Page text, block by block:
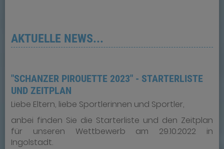
AKTUELLE NEWS...
"SCHANZER PIROUETTE 2023" - STARTERLISTE
UND ZEITPLAN
Liebe Eltern, liebe Sportlerinnen und Sportler,
anbei finden Sie die Starterliste und den Zeitplan
für unseren Wettbewerb am 29.10.2022 in
Ingolstadt.